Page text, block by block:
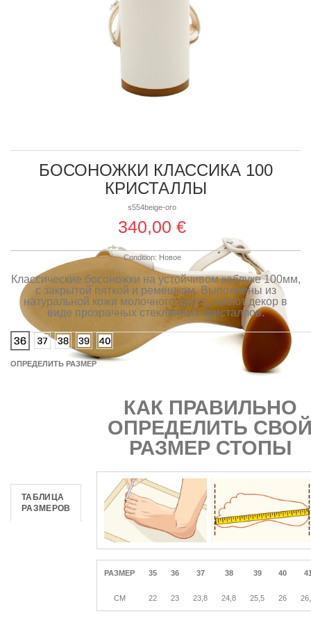
БОСОНОЖКИ КЛАССИКА 100
КРИСТАЛЛЫ
s554beige-oro
340,00 €
Condition: Новое
Классические босоножки на устойчивом каблуке 100мм,
с закрытой пяткой и ремешком. Выполнены из
натуральной кожи молочного цвета, имеют декор в
виде прозрачных стеклянных кристаллов.
ОПРЕДЕЛИТЬ РАЗМЕР
ТАБЛИЦА
РАЗМЕРОВ
КАК ПРАВИЛЬНО
ОПРЕДЕЛИТЬ
РАЗМЕР СТОПЫ
РАЗМЕР 35 36 37 38 39 40
CM 22 23 23,8 24,8 25,5 26